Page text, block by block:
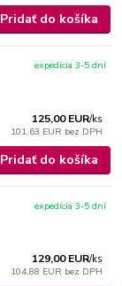
Pridať do košíka
125,00 EUR/ks
101,63 EUR bez DPH
expedícia 3-5 dní
Pridať do košíka
129,00 EUR/ks
104,88 EUR bez DPH
expedícia 3-5 dní